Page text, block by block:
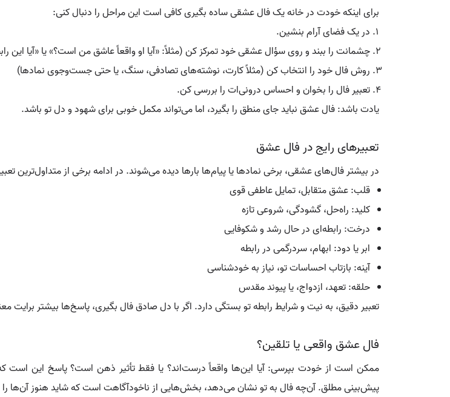
برای اینکه خودت در خانه یک فال عشقی ساده بگیری کافی است این مراحل را دنبال کنی:
در یک فضای آرام بنشین.
چشمانت را ببند و روی سؤال عشقی خود تمرکز کن (مثلاً: «آیا او واقعاً عاشق من است؟» یا «آیا این
روش فال خود را انتخاب کن (مثلاً کارت، نوشته‌های تصادفی، سنگ، یا حتی جست‌وجوی نمادها)
تعبیر فال را بخوان و احساس درونی‌ات را بررسی کن.
یادت باشد: فال عشق نباید جای منطق را بگیرد، اما می‌تواند مکمل خوبی برای شهود و دل تو باشد.
تعبیرهای رایج در فال عشق
در بیشتر فال‌های عشقی، برخی نمادها یا پیام‌ها بارها دیده می‌شوند. در ادامه برخی از متداول‌ترین
قلب: عشق متقابل، تمایل عاطفی قوی
کلید: راه‌حل، گشودگی، شروعی تازه
درخت: رابطه‌ای در حال رشد و شکوفایی
ابر یا دود: ابهام، سردرگمی در رابطه
آینه: بازتاب احساسات تو، نیاز به خودشناسی
حلقه: تعهد، ازدواج، یا پیوند مقدس
تعبیر دقیق، به نیت و شرایط رابطه تو بستگی دارد. اگر با دل صادق فال بگیری، پاسخ‌ها بیشتر برایت
فال عشق واقعی یا تلقین؟
ممکن است از خودت بپرسی: آیا این‌ها واقعاً درست‌اند؟ یا فقط تأثیر ذهن است؟ پاسخ این
پیش‌بینی مطلق. آن‌چه فال به تو نشان می‌دهد، بخش‌هایی از ناخودآگاهت است که شاید هنوز آن‌ها را